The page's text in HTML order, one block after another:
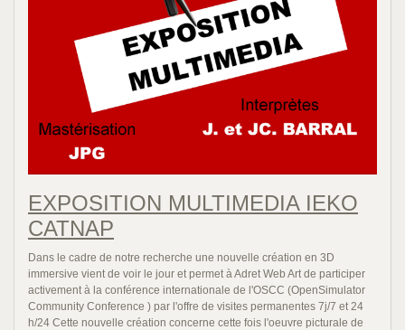
EXPOSITION MULTIMEDIA IEKO
CATNAP
Dans le cadre de notre recherche une nouvelle création en 3D
immersive vient de voir le jour et permet à Adret Web Art de participer
activement à la conférence internationale de l'OSCC (OpenSimulator
Community Conference ) par l'offre de visites permanentes 7j/7 et 24
h/24 Cette nouvelle création concerne cette fois l'oeuvre picturale de